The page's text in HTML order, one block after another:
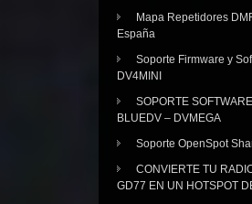
Mapa Repetidores
España
Soporte Firmware y
DV4MINI
SOPORTE SOFTWARE
BLUEDV – DVMEGA
Soporte OpenSpot
CONVIERTE TU
GD77 EN UN HOTSPOT